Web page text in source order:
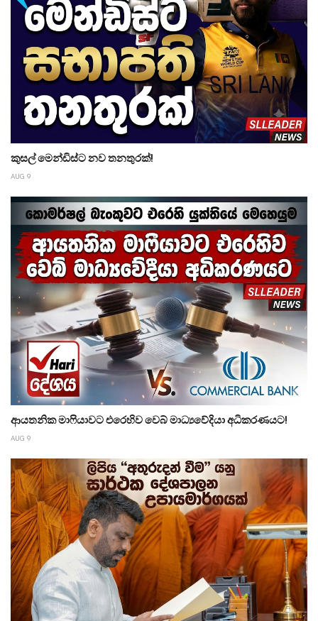
කුසල් මෙන්ඩිස්ට නව තනතුරක්!
AUG 9
ආයතනික මාෆියාවට එරෙහිව වෙබ් මාධ්‍යවේදියා අධිකරණයට!
AUG 9